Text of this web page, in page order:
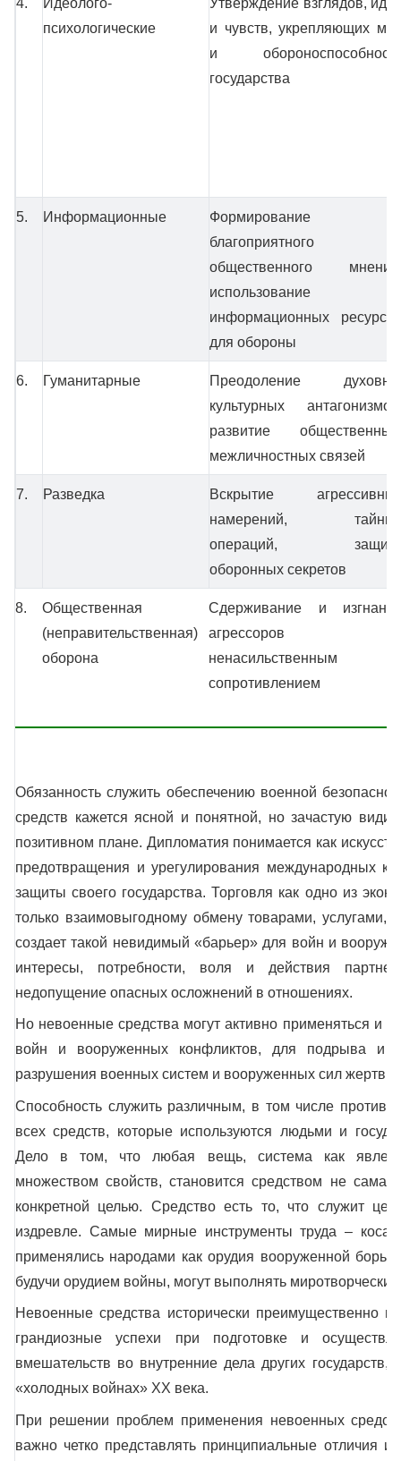
психологические
и чувств, укрепляющих
и
государства
5. Информационные
Формирование
благоприятного
общественного
использование
информационных
для обороны
6. Гуманитарные
Преодоление
культурных
развитие
межличностных связей
7. Разведка
Вскрытие
намерений,
операций,
оборонных секретов
8.
Общественная
(неправительственная)
оборона
Сдерживание и
агрессоров
ненасильственным
сопротивлением
Обязанность служить обеспечению военной
средств кажется ясной и понятной, но зачастую
позитивном плане. Дипломатия понимается как
предотвращения и урегулирования международных
защиты своего государства. Торговля как одно из
только взаимовыгодному обмену товарами, услугами,
создает такой невидимый «барьер» для войн и
интересы, потребности, воля и действия
недопущение опасных осложнений в отношениях.
Но невоенные средства могут активно применяться и
войн и вооруженных конфликтов, для подрыва и
разрушения военных систем и вооруженных сил жертв
Способность служить различным, в том числе
всех средств, которые используются людьми и
Дело в том, что любая вещь, система как
множеством свойств, становится средством не сама
конкретной целью. Средство есть то, что служит
издревле. Самые мирные инструменты труда –
применялись народами как орудия вооруженной
будучи орудием войны, могут выполнять
Невоенные средства исторически преимущественно
грандиозные успехи при подготовке и
вмешательств во внутренние дела других государств,
«холодных войнах» XX века.
При решении проблем применения невоенных
важно четко представлять принципиальные отличия